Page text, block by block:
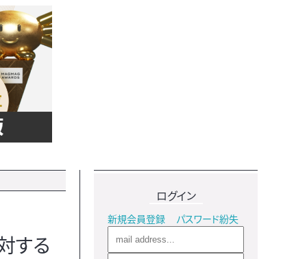
する
ログイン
新規会員登録 パスワード紛失